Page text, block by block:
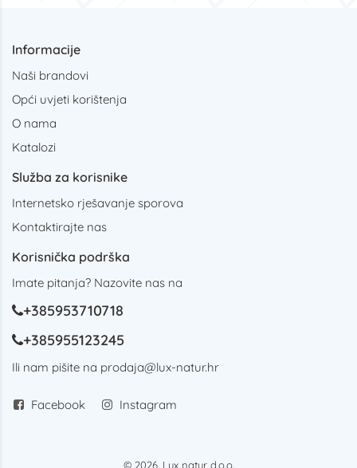
Informacije
Naši brandovi
Opći uvjeti korištenja
O nama
Katalozi
Služba za korisnike
Internetsko rješavanje sporova
Kontaktirajte nas
Korisnička podrška
Imate pitanja? Nazovite nas na
+385953710718
+385955123245
Ili nam pišite na prodaja@lux-natur.hr
Facebook Instagram
© 2026. Lux natur d.o.o.